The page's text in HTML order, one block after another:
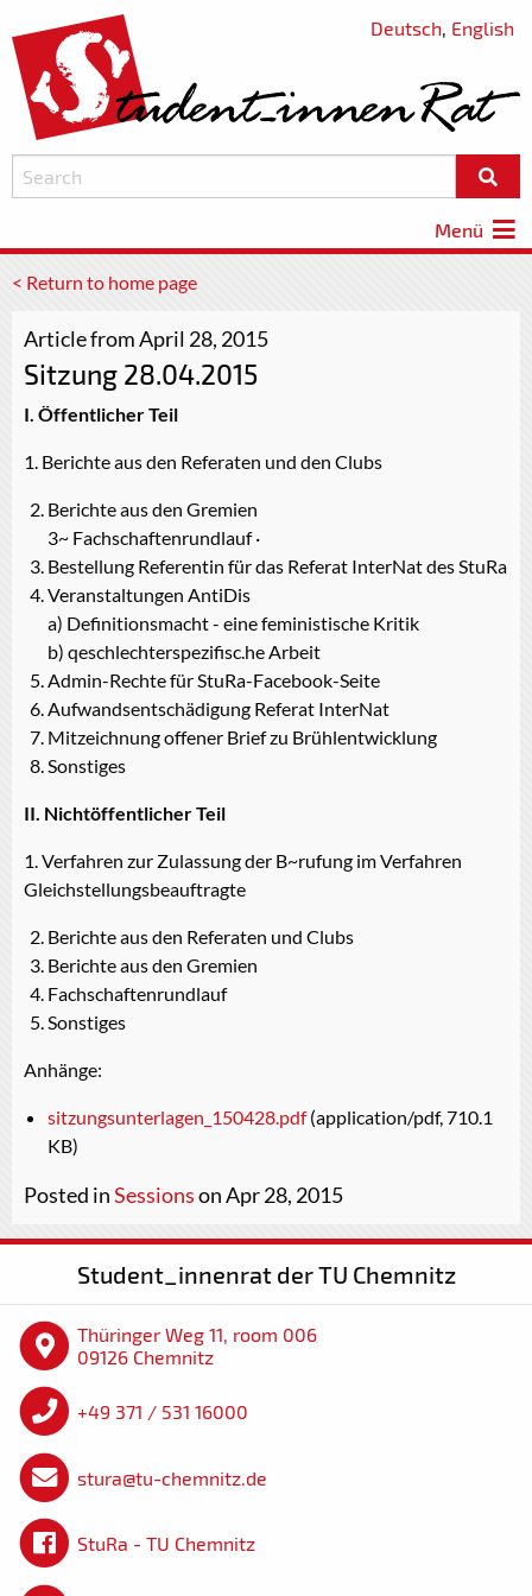
Deutsch, English
Menü
< Return to home page
Article from April 28, 2015
Sitzung 28.04.2015
I. Öffentlicher Teil
1. Berichte aus den Referaten und den Clubs
Berichte aus den Gremien
3~ Fachschaftenrundlauf ·
Bestellung Referentin für das Referat InterNat des StuRa
Veranstaltungen AntiDis
a) Definitionsmacht - eine feministische Kritik
b) qeschlechterspezifisc.he Arbeit
Admin-Rechte für StuRa-Facebook-Seite
Aufwandsentschädigung Referat InterNat
Mitzeichnung offener Brief zu Brühlentwicklung
Sonstiges
II. Nichtöffentlicher Teil
1. Verfahren zur Zulassung der B~rufung im Verfahren
Gleichstellungsbeauftragte
Berichte aus den Referaten und Clubs
Berichte aus den Gremien
Fachschaftenrundlauf
Sonstiges
Anhänge:
sitzungsunterlagen_150428.pdf(application/pdf, 710.1
KB)
Posted inSessionson Apr 28, 2015
Student_innenrat der TU Chemnitz
Thüringer Weg 11, room 006
09126 Chemnitz
+49 371 / 531 16000
stura@tu-chemnitz.de
StuRa - TU Chemnitz